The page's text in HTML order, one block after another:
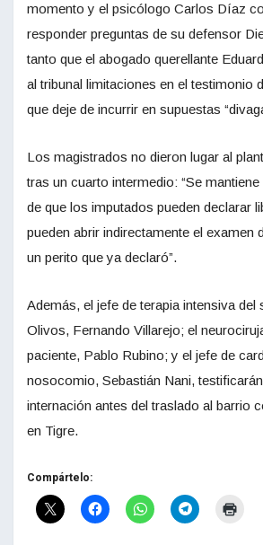
momento y el psicólogo Carlos Díaz
responder preguntas de su defensor
tanto que el abogado querellante
al tribunal limitaciones en el testimonio
que deje de incurrir en supuestas
Los magistrados no dieron lugar al
tras un cuarto intermedio: “Se
de que los imputados pueden declarar
pueden abrir indirectamente el examen
un perito que ya declaró”.
Además, el jefe de terapia intensiva del
Olivos, Fernando Villarejo; el
paciente, Pablo Rubino; y el jefe de
nosocomio, Sebastián Nani,
internación antes del traslado al barrio
en Tigre.
Compártelo: